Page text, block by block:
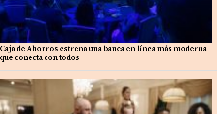
Caja de Ahorros estrena una banca en línea más moderna
que conecta con todos